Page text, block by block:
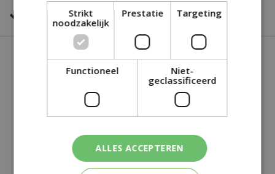
Veilig online betalen
SOORTGELIJKE PRODUCTEN
Strikt
noodzakelijk
Prestatie Targeting
Functioneel
Niet-
geclassificeerd
ALLES ACCEPTEREN